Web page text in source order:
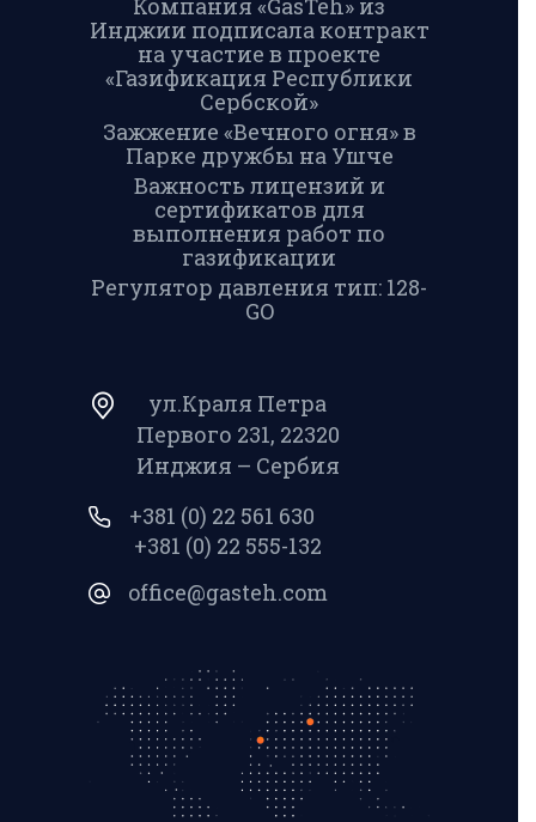
Компания «GasTeh» из
Инджии подписала контракт
на участие в проекте
«Газификация Республики
Сербской»
Зажжение «Вечного огня» в
Парке дружбы на Ушче
Важность лицензий и
сертификатов для
выполнения работ по
газификации
Регулятор давления тип: 128-
GO
ул.Краля Петра
Первого 231, 22320
Инджия – Сербия
+381 (0) 22 561 630
+381 (0) 22 555-132
office@gasteh.com